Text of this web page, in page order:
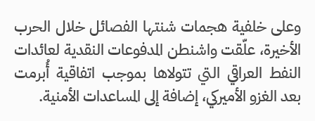
وعلى خلفية هجمات شنتها الفصائل خلال الحرب
الأخيرة، علّقت واشنطن المدفوعات النقدية لعائدات
النفط العراقي التي تتولاها بموجب اتفاقية أُبرمت
بعد الغزو الأميركي، إضافة إلى المساعدات الأمنية.